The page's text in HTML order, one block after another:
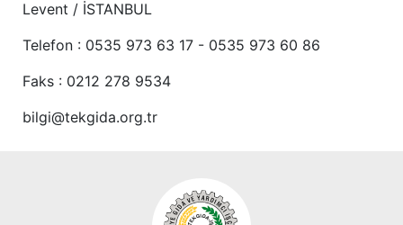
Levent / İSTANBUL
Telefon : 0535 973 63 17 - 0535 973 60 86
Faks : 0212 278 9534
bilgi@tekgida.org.tr